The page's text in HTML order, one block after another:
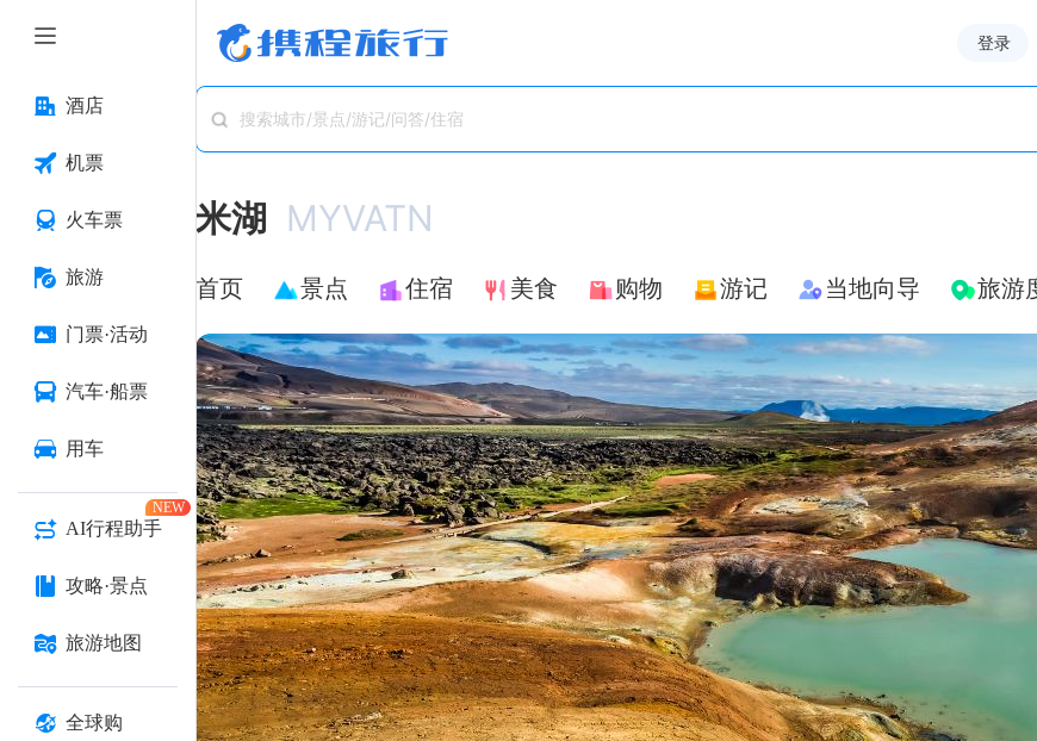
酒店
机票
火车票
旅游
门票·活动
汽车·船票
用车
AI行程助手
NEW
攻略·景点
旅游地图
全球购
登录
搜索城市/景点/游记/问答/住宿
米湖 MYVATN
首页 景点 住宿 美食 购物 游记 当地向导 旅游